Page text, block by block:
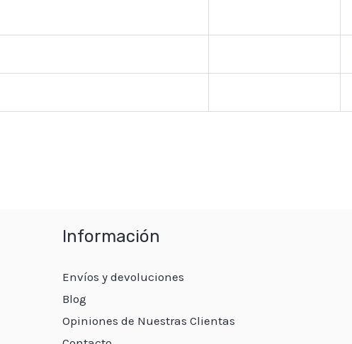
Información
Envíos y devoluciones
Blog
Opiniones de Nuestras Clientas